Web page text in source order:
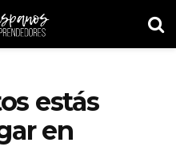
estás
en